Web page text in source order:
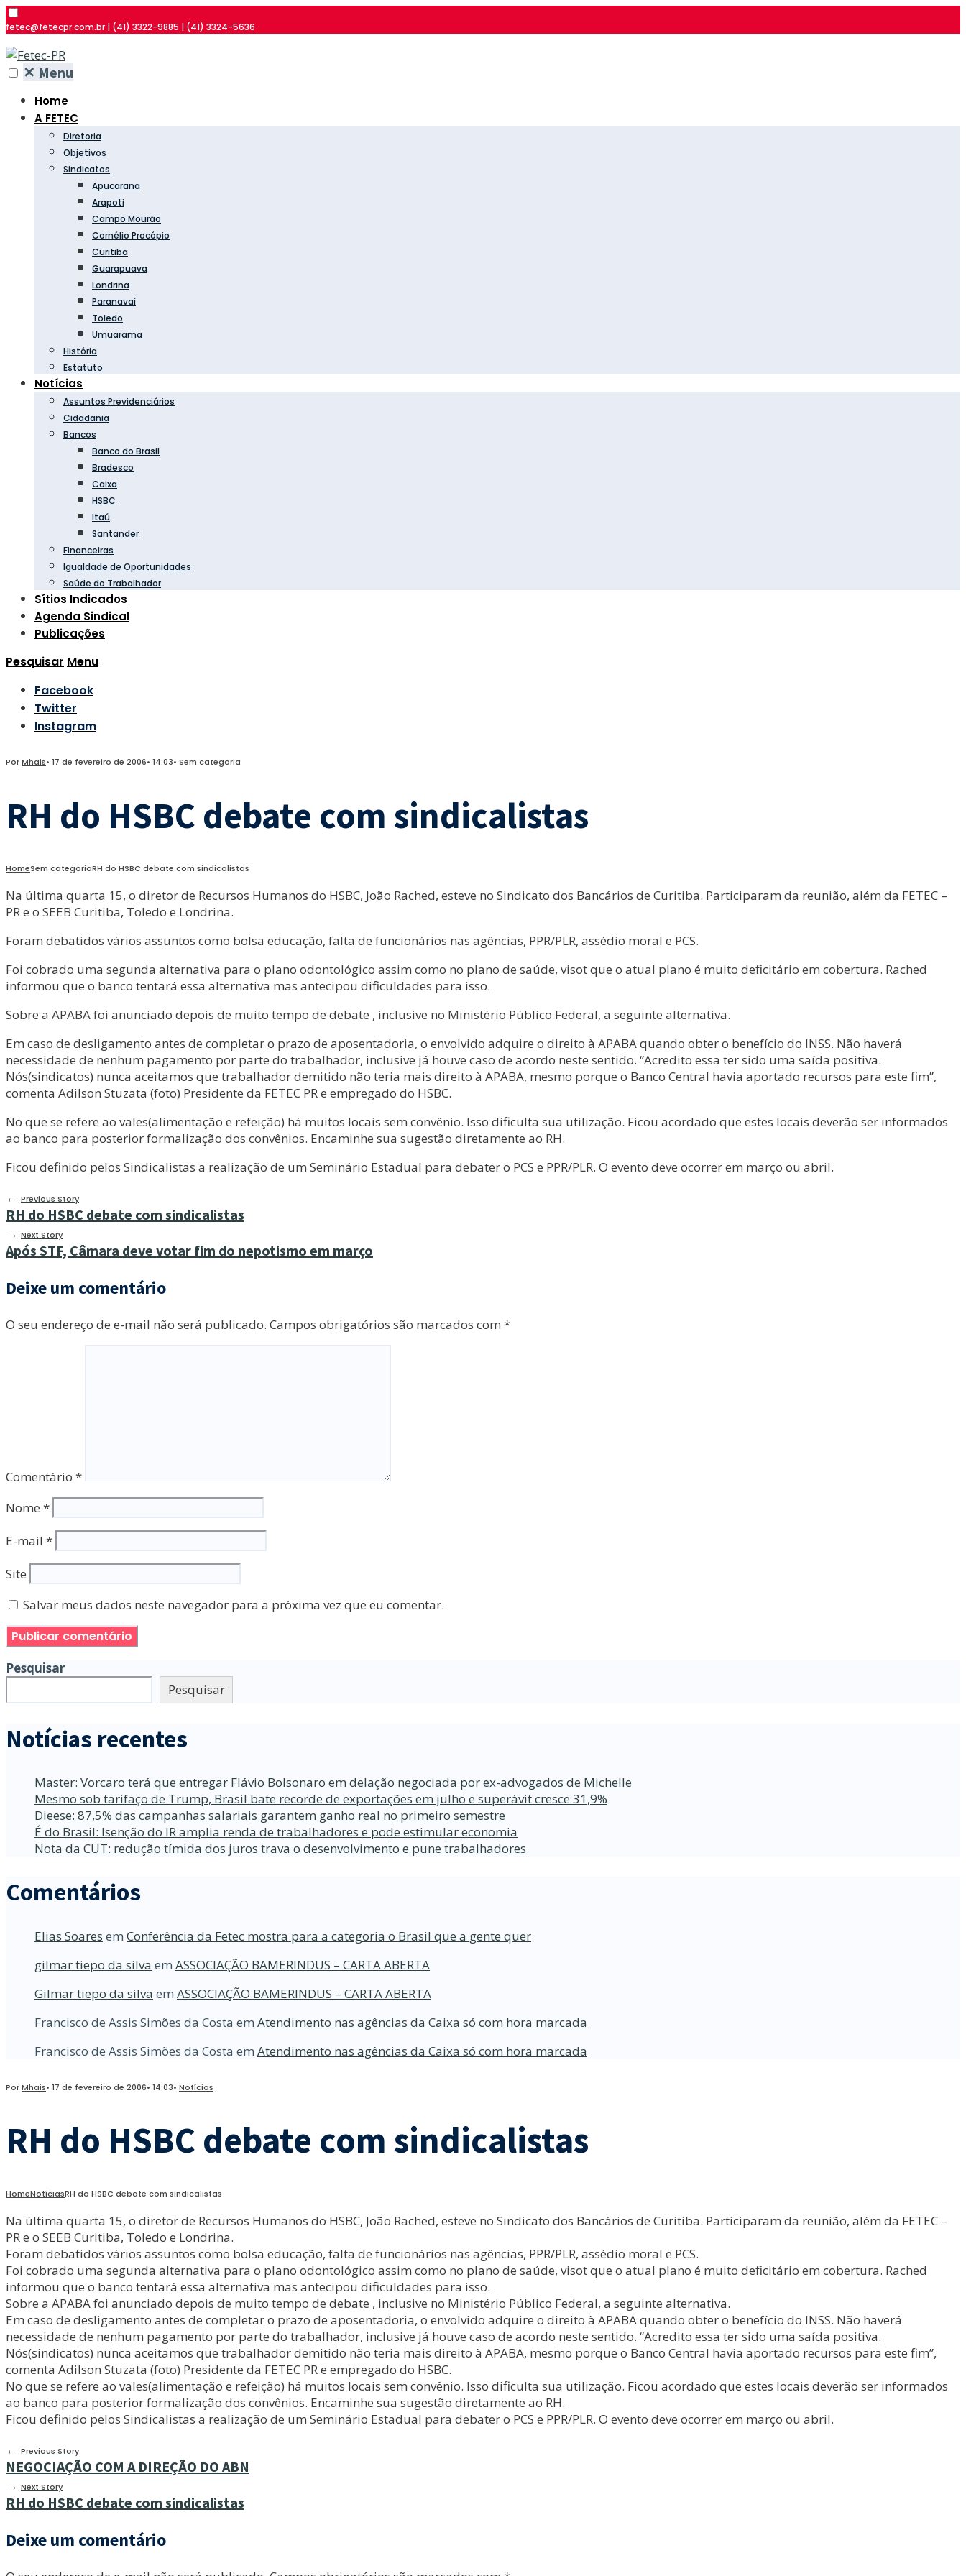
fetec@fetecpr.com.br | (41) 3322-9885 | (41) 3324-5636
✕ Menu
Home
A FETEC
Diretoria
Objetivos
Sindicatos
Apucarana
Arapoti
Campo Mourão
Cornélio Procópio
Curitiba
Guarapuava
Londrina
Paranavaí
Toledo
Umuarama
História
Estatuto
Notícias
Assuntos Previdenciários
Cidadania
Bancos
Banco do Brasil
Bradesco
Caixa
HSBC
Itaú
Santander
Financeiras
Igualdade de Oportunidades
Saúde do Trabalhador
Sítios Indicados
Agenda Sindical
Publicações
Pesquisar Menu
Facebook
Twitter
Instagram
PorMhais• 17 de fevereiro de 2006• 14:03• Sem categoria
RH do HSBC debate com sindicalistas
HomeSem categoriaRH do HSBC debate com sindicalistas
Na última quarta 15, o diretor de Recursos Humanos do HSBC, João Rached, esteve no Sindicato dos Bancários de Curitiba. Participaram da reunião, além da FETEC –
PR e o SEEB Curitiba, Toledo e Londrina.
Foram debatidos vários assuntos como bolsa educação, falta de funcionários nas agências, PPR/PLR, assédio moral e PCS.
Foi cobrado uma segunda alternativa para o plano odontológico assim como no plano de saúde, visot que o atual plano é muito deficitário em cobertura. Rached
informou que o banco tentará essa alternativa mas antecipou dificuldades para isso.
Sobre a APABA foi anunciado depois de muito tempo de debate , inclusive no Ministério Público Federal, a seguinte alternativa.
Em caso de desligamento antes de completar o prazo de aposentadoria, o envolvido adquire o direito à APABA quando obter o benefício do INSS. Não haverá
necessidade de nenhum pagamento por parte do trabalhador, inclusive já houve caso de acordo neste sentido. “Acredito essa ter sido uma saída positiva.
Nós(sindicatos) nunca aceitamos que trabalhador demitido não teria mais direito à APABA, mesmo porque o Banco Central havia aportado recursos para este fim”,
comenta Adilson Stuzata (foto) Presidente da FETEC PR e empregado do HSBC.
No que se refere ao vales(alimentação e refeição) há muitos locais sem convênio. Isso dificulta sua utilização. Ficou acordado que estes locais deverão ser informados
ao banco para posterior formalização dos convênios. Encaminhe sua sugestão diretamente ao RH.
Ficou definido pelos Sindicalistas a realização de um Seminário Estadual para debater o PCS e PPR/PLR. O evento deve ocorrer em março ou abril.
← Previous Story
RH do HSBC debate com sindicalistas
→ Next Story
Após STF, Câmara deve votar fim do nepotismo em março
Deixe um comentário
O seu endereço de e-mail não será publicado. Campos obrigatórios são marcados com *
Comentário *
Nome *
E-mail *
Site
Salvar meus dados neste navegador para a próxima vez que eu comentar.
Pesquisar
Pesquisar
Notícias recentes
Master: Vorcaro terá que entregar Flávio Bolsonaro em delação negociada por ex-advogados de Michelle
Mesmo sob tarifaço de Trump, Brasil bate recorde de exportações em julho e superávit cresce 31,9%
Dieese: 87,5% das campanhas salariais garantem ganho real no primeiro semestre
É do Brasil: Isenção do IR amplia renda de trabalhadores e pode estimular economia
Nota da CUT: redução tímida dos juros trava o desenvolvimento e pune trabalhadores
Comentários
Elias Soares em Conferência da Fetec mostra para a categoria o Brasil que a gente quer
gilmar tiepo da silva em ASSOCIAÇÃO BAMERINDUS – CARTA ABERTA
Gilmar tiepo da silva em ASSOCIAÇÃO BAMERINDUS – CARTA ABERTA
Francisco de Assis Simões da Costa em Atendimento nas agências da Caixa só com hora marcada
Francisco de Assis Simões da Costa em Atendimento nas agências da Caixa só com hora marcada
PorMhais• 17 de fevereiro de 2006• 14:03• Notícias
RH do HSBC debate com sindicalistas
HomeNotíciasRH do HSBC debate com sindicalistas
Na última quarta 15, o diretor de Recursos Humanos do HSBC, João Rached, esteve no Sindicato dos Bancários de Curitiba. Participaram da reunião, além da FETEC –
PR e o SEEB Curitiba, Toledo e Londrina.
Foram debatidos vários assuntos como bolsa educação, falta de funcionários nas agências, PPR/PLR, assédio moral e PCS.
Foi cobrado uma segunda alternativa para o plano odontológico assim como no plano de saúde, visot que o atual plano é muito deficitário em cobertura. Rached
informou que o banco tentará essa alternativa mas antecipou dificuldades para isso.
Sobre a APABA foi anunciado depois de muito tempo de debate , inclusive no Ministério Público Federal, a seguinte alternativa.
Em caso de desligamento antes de completar o prazo de aposentadoria, o envolvido adquire o direito à APABA quando obter o benefício do INSS. Não haverá
necessidade de nenhum pagamento por parte do trabalhador, inclusive já houve caso de acordo neste sentido. “Acredito essa ter sido uma saída positiva.
Nós(sindicatos) nunca aceitamos que trabalhador demitido não teria mais direito à APABA, mesmo porque o Banco Central havia aportado recursos para este fim”,
comenta Adilson Stuzata (foto) Presidente da FETEC PR e empregado do HSBC.
No que se refere ao vales(alimentação e refeição) há muitos locais sem convênio. Isso dificulta sua utilização. Ficou acordado que estes locais deverão ser informados
ao banco para posterior formalização dos convênios. Encaminhe sua sugestão diretamente ao RH.
Ficou definido pelos Sindicalistas a realização de um Seminário Estadual para debater o PCS e PPR/PLR. O evento deve ocorrer em março ou abril.
← Previous Story
NEGOCIAÇÃO COM A DIREÇÃO DO ABN
→ Next Story
RH do HSBC debate com sindicalistas
Deixe um comentário